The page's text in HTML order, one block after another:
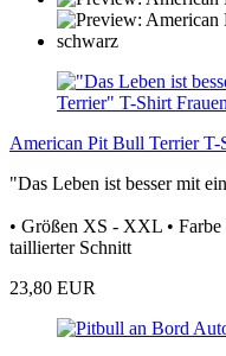
American Pit Bull Terrier T-
"Das Leben ist besser mit
• Größen XS - XXL •
taillierter Schnitt
23,80 EUR